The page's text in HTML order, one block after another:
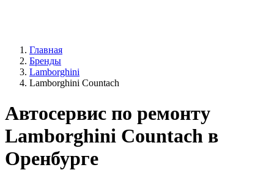
Главная
Бренды
Lamborghini
Lamborghini Countach
Автосервис по ремонту
Lamborghini Countach в
Оренбурге